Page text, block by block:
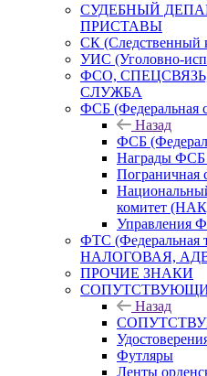
СУДЕБНЫЙ
ПРИСТАВЫ
СК (Следственный
УИС (Уголовно-
ФСО,
СЛУЖБА
ФСБ (Федеральная
Назад
ФСБ
Награды
Пограничная
комитет
Управления
ФТС (Федеральная
НАЛОГОВАЯ,
ПРОЧИЕ ЗНАКИ
Назад
Футляры
Ленты